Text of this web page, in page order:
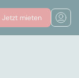
Jetzt mieten